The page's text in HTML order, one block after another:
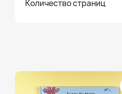
Количество страниц